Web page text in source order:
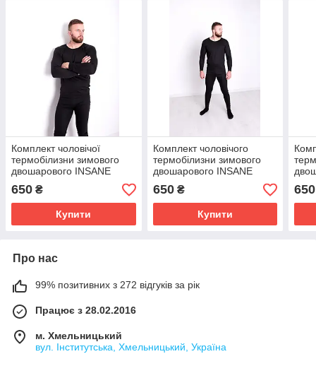
Комплект чоловічої
термобілизни зимового
двошарового INSANE
кольору розмір L
650 ₴
Купити
Комплект чоловічого
термобілизни зимового
двошарового INSANE
чоловіків чорного кольору
розмір XL (48-50)
650₴
Купити
650
Про нас
99% позитивних з 272 відгуків за рік
Працює з 28.02.2016
м. Хмельницький
вул. Інститутська, Хмельницький, Україна